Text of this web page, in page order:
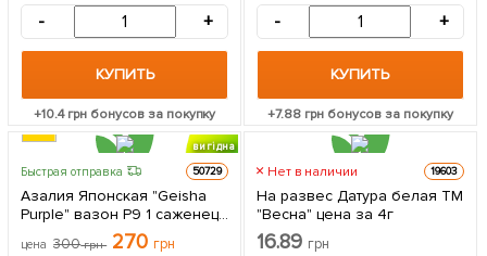
- +
КУПИТЬ
+10.4грн бонусов за покупку
- +
КУПИТЬ
+7.88грн бонусов за покупку
вигідна
знижка
Быстрая отправка 50729
Азалия Японская "Geisha
Purple" вазон Р9 1 саженец
цена 300грн 270 грн
Нет в наличии 19603
На развес Датура белая ТМ
"Весна" цена за 4г
16.89 грн